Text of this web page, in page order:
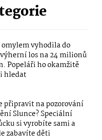
omylem vyhodila do
los na 24 milionů
Popeláři ho okamžitě
hledat
připravit na pozorování
Slunce? Speciální
si vyrobíte sami a
zabavíte děti